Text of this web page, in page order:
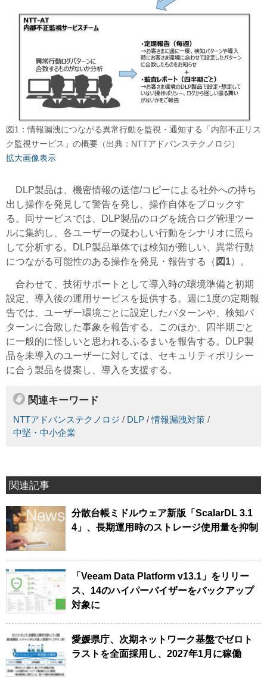
図1：情報漏洩につながる異常行動を監視・通知する「内部不正リス
ク監視サービス」の概要（出典：NTTアドバンステクノロジ）
拡大画像表示
DLP製品は、機密情報の送信/コピーによる社外への持ち
出し操作を発見して警告を発し、操作自体をブロックす
る。同サービスでは、DLP製品のログを統合ログ管理ツー
ルに集約し、各ユーザーの疑わしい行動をシナリオに照ら
して分析する。DLP製品単体では検知が難しい、異常行動
につながる可能性のある操作を発見・報告する（ 図1）。
合わせて、技術サポートとして導入時の環境準備と初期
設定、導入後の運用サービスを提供する。週に1度の定期報
告では、ユーザー環境ごとに設定したパターンや、検知パ
ターンに合致した事象を報告する。このほか、四半期ごと
に一般的に怪しいと思われるふるまいを報告する。DLP製
品を未導入のユーザーに対しては、セキュリティポリシー
に合う製品を提案し、導入を支援する。
関連キーワード
NTTアドバンステクノロジ / DLP /情報漏洩対策 /
中堅・中小企業
関連記事
分散台帳ミドルウェア新版「ScalarDL 3.1
4」、長期運用時のストレージ使用量を抑制
「Veeam Data Platform v13.1」をリリー
ス、14のハイパーバイザーをバックアップ
対象に
愛媛県庁、次期ネットワーク基盤でゼロト
ラストを全面採用し、2027年1月に稼働